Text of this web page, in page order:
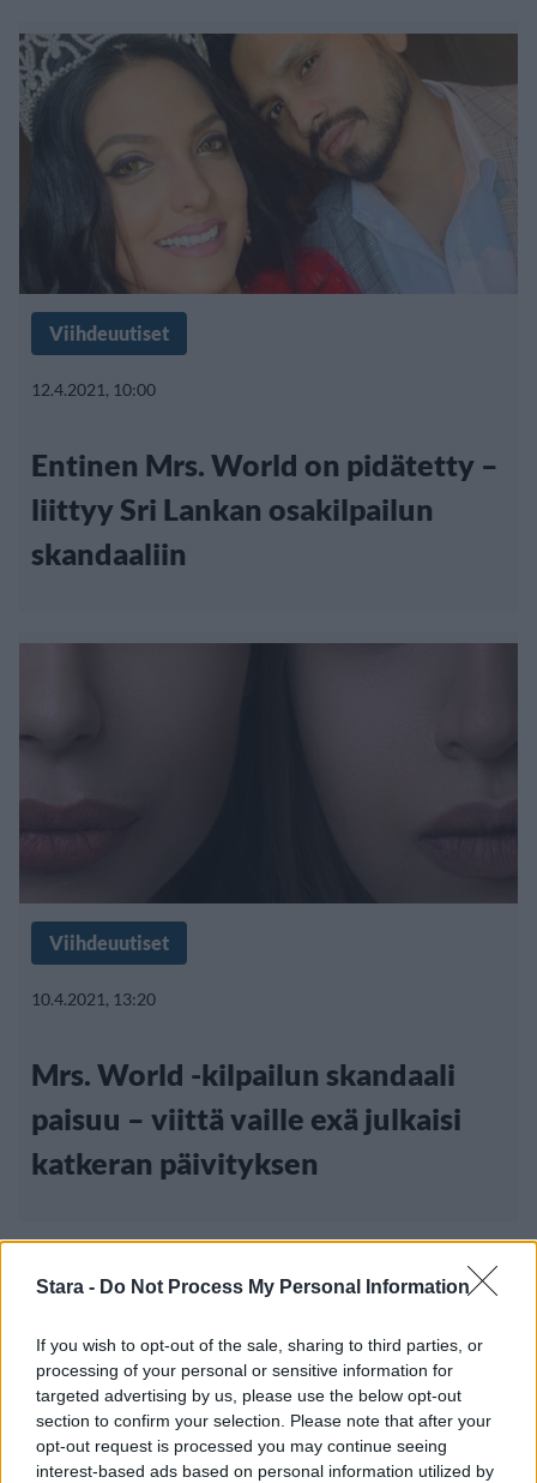
Stara - Do Not Process My Personal Information
If you wish to opt-out of the sale, sharing to third parties, or
processing of your personal or sensitive information for
targeted advertising by us, please use the below opt-out
section to confirm your selection. Please note that after your
opt-out request is processed you may continue seeing
interest-based ads based on personal information utilized by
Viihdeuutiset
12.4.2021, 10:00
Entinen Mrs. World on pidätetty –
liittyy Sri Lankan osakilpailun
skandaaliin
Viihdeuutiset
10.4.2021, 13:20
Mrs. World -kilpailun skandaali
paisuu – viittä vaille exä julkaisi
katkeran päivityksen